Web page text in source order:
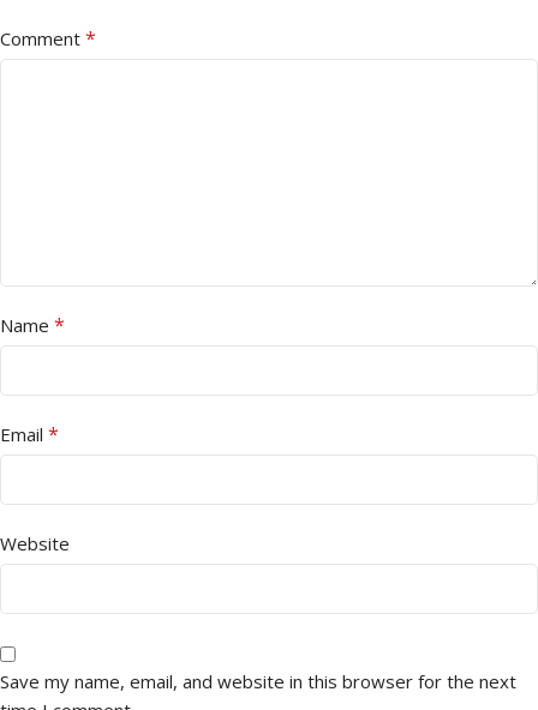
Comment *
Name *
Email *
Website
Save my name, email, and website in this browser for the next